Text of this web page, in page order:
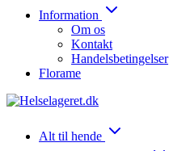
Information
Om os
Kontakt
Handelsbetingelser
Florame
Alt til hende